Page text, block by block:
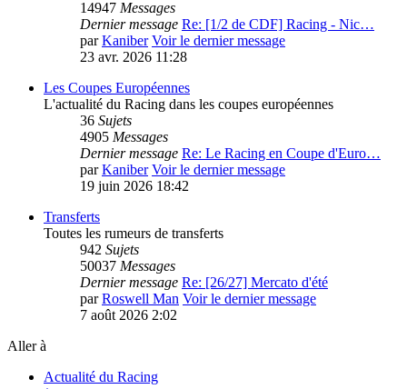
14947 Messages
Dernier message Re: [1/2 de CDF] Racing - Nic…
parKaniber Voir le dernier message
23 avr. 2026 11:28
Les Coupes Européennes
L'actualité du Racing dans les coupes européennes
36 Sujets
4905 Messages
Dernier message Re: Le Racing en Coupe d'Euro…
parKaniber Voir le dernier message
19 juin 2026 18:42
Transferts
Toutes les rumeurs de transferts
942 Sujets
50037 Messages
Dernier message Re: [26/27] Mercato d'été
parRoswell Man Voir le dernier message
7 août 2026 2:02
Aller à
Actualité du Racing